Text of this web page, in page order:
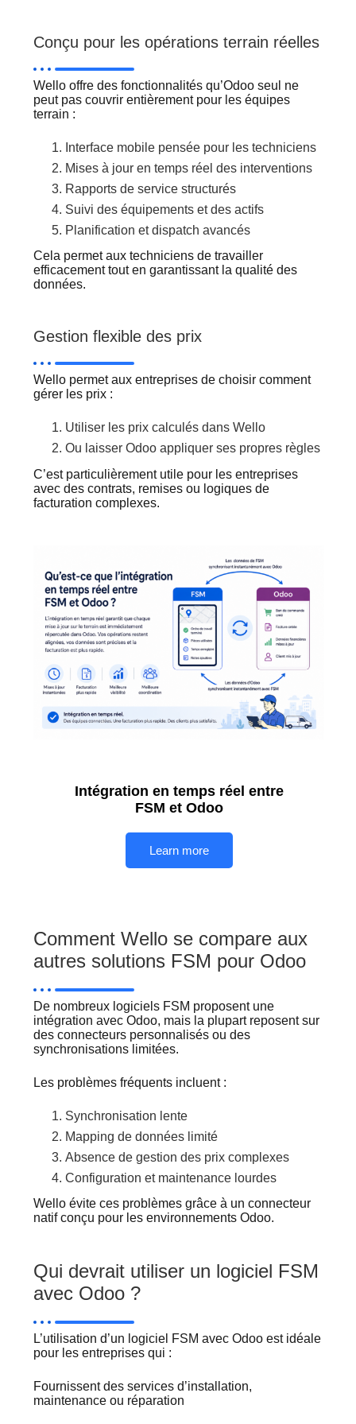
Conçu pour les opérations terrain réelles
Wello offre des fonctionnalités qu’Odoo seul ne
peut pas couvrir entièrement pour les équipes
terrain :
Interface mobile pensée pour les techniciens
Mises à jour en temps réel des interventions
Rapports de service structurés
Suivi des équipements et des actifs
Planification et dispatch avancés
Cela permet aux techniciens de travailler
efficacement tout en garantissant la qualité des
données.
Gestion flexible des prix
Wello permet aux entreprises de choisir comment
gérer les prix :
Utiliser les prix calculés dans Wello
Ou laisser Odoo appliquer ses propres règles
C’est particulièrement utile pour les entreprises
avec des contrats, remises ou logiques de
facturation complexes.
Intégration en temps réel entre
FSM et Odoo
Learn more
Comment Wello se compare aux
autres solutions FSM pour Odoo
De nombreux logiciels FSM proposent une
intégration avec Odoo, mais la plupart reposent sur
des connecteurs personnalisés ou des
synchronisations limitées.
Les problèmes fréquents incluent :
Synchronisation lente
Mapping de données limité
Absence de gestion des prix complexes
Configuration et maintenance lourdes
Wello évite ces problèmes grâce à un connecteur
natif conçu pour les environnements Odoo.
Qui devrait utiliser un logiciel FSM
avec Odoo ?
L’utilisation d’un logiciel FSM avec Odoo est idéale
pour les entreprises qui :
Fournissent des services d’installation,
maintenance ou réparation